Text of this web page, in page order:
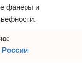
фанеры и
России